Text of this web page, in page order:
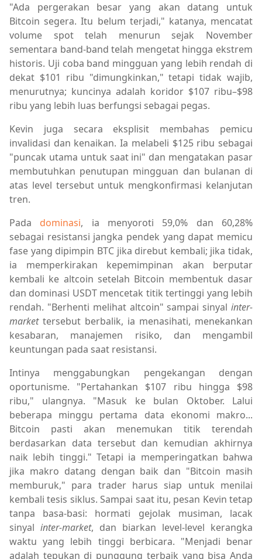
"Ada pergerakan besar yang akan datang untuk
Bitcoin segera. Itu belum terjadi," katanya, mencatat
volume spot telah menurun sejak November
sementara band-band telah mengetat hingga ekstrem
historis. Uji coba band mingguan yang lebih rendah di
dekat $101 ribu "dimungkinkan," tetapi tidak wajib,
menurutnya; kuncinya adalah koridor $107 ribu–$98
ribu yang lebih luas berfungsi sebagai pegas.
Kevin juga secara eksplisit membahas pemicu
invalidasi dan kenaikan. Ia melabeli $125 ribu sebagai
"puncak utama untuk saat ini" dan mengatakan pasar
membutuhkan penutupan mingguan dan bulanan di
atas level tersebut untuk mengkonfirmasi kelanjutan
tren.
Pada dominasi, ia menyoroti 59,0% dan 60,28%
sebagai resistansi jangka pendek yang dapat memicu
fase yang dipimpin BTC jika direbut kembali; jika tidak,
ia memperkirakan kepemimpinan akan berputar
kembali ke altcoin setelah Bitcoin membentuk dasar
dan dominasi USDT mencetak titik tertinggi yang lebih
rendah. "Berhenti melihat altcoin" sampai sinyal inter-
markettersebut berbalik, ia menasihati, menekankan
kesabaran, manajemen risiko, dan mengambil
keuntungan pada saat resistansi.
Intinya menggabungkan pengekangan dengan
oportunisme. "Pertahankan $107 ribu hingga $98
ribu," ulangnya. "Masuk ke bulan Oktober. Lalui
beberapa minggu pertama data ekonomi makro...
Bitcoin pasti akan menemukan titik terendah
berdasarkan data tersebut dan kemudian akhirnya
naik lebih tinggi." Tetapi ia memperingatkan bahwa
jika makro datang dengan baik dan "Bitcoin masih
memburuk," para trader harus siap untuk menilai
kembali tesis siklus. Sampai saat itu, pesan Kevin tetap
tanpa basa-basi: hormati gejolak musiman, lacak
sinyal inter-market, dan biarkan level-level kerangka
waktu yang lebih tinggi berbicara. "Menjadi benar
adalah tepukan di punggung terbaik yang bisa Anda